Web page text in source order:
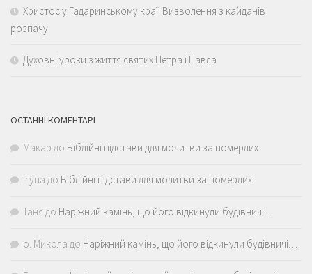
Христос у Гадаринському краї: Визволення з кайданів
розпачу
Духовні уроки з життя святих Петра і Павла
ОСТАННІ КОМЕНТАРІ
Макар до Біблійні підстави для молитви за померлих
Iryna до Біблійні підстави для молитви за померлих
Таня до Наріжний камінь, що його відкинули будівничі…
о. Микола до Наріжний камінь, що його відкинули будівничі…